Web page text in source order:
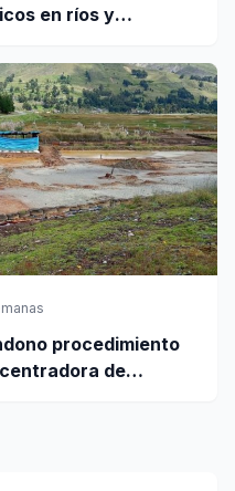
en ríos y
procedimiento
de